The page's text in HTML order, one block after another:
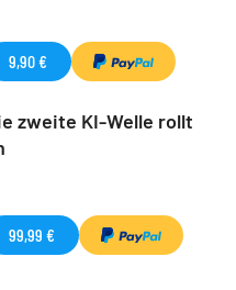
9,90 €
zweite KI-Welle rollt
99,99 €